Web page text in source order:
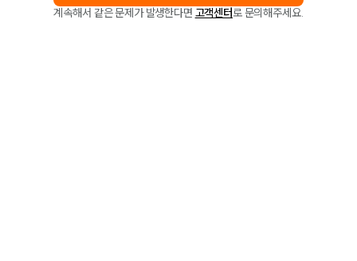
계속해서 같은 문제가 발생한다면 고객센터로 문의해주세요.